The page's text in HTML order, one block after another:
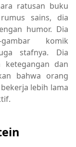
ratusan buku
sains, dia
humor. Dia
komik
stafnya. Dia
ketegangan dan
bahwa orang
lebih lama